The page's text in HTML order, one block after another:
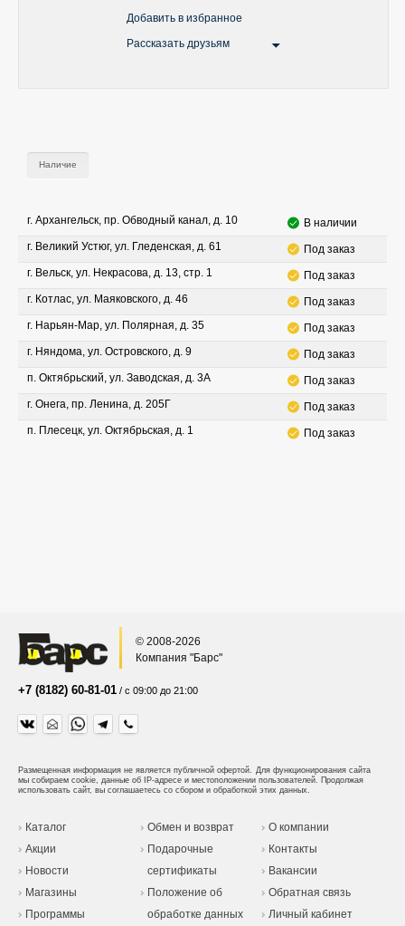
Добавить в избранное
Рассказать друзьям
Наличие
г. Архангельск, пр. Обводный канал, д. 10
В наличии
г. Великий Устюг, ул. Гледенская, д. 61
Под заказ
г. Вельск, ул. Некрасова, д. 13, стр. 1
Под заказ
г. Котлас, ул. Маяковского, д. 46
Под заказ
г. Нарьян-Мар, ул. Полярная, д. 35
Под заказ
г. Няндома, ул. Островского, д. 9
Под заказ
п. Октябрьский, ул. Заводская, д. 3А
Под заказ
г. Онега, пр. Ленина, д. 205Г
Под заказ
п. Плесецк, ул. Октябрьская, д. 1
Под заказ
© 2008-2026
Компания "Барс"
+7 (8182) 60-81-01 / с 09:00 до 21:00
Размещенная информация не является публичной офертой. Для функционирования сайта
мы собираем cookie, данные об IP-адресе и местоположении пользователей. Продолжая
использовать сайт, вы соглашаетесь со сбором и обработкой этих данных.
Каталог
Акции
Новости
Магазины
Программы
Обмен и возврат
Подарочные
сертификаты
Положение об
обработке данных
О компании
Контакты
Вакансии
Обратная связь
Личный кабинет